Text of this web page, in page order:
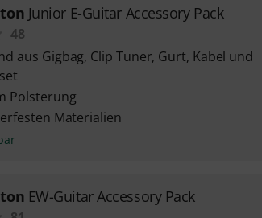
Junior E-Guitar Accessory Pack
48
aus Gigbag, Clip Tuner, Gurt, Kabel und
Polsterung
Materialien
EW-Guitar Accessory Pack